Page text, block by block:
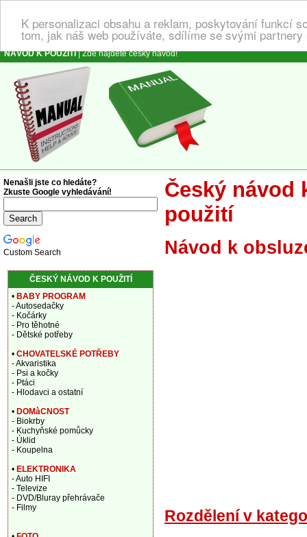
K personalizaci obsahu a reklam, poskytování funkcí
tom, jak náš web používáte, sdílíme se svými
NÁVOD K POUŽITÍ| Zde najdete český návod!
Český návod
použití
Návod k
Rozdělení v
Nenašli jste co hledáte?
Zkuste Google vyhledávání!
Custom Search
ČESKÝ NÁVOD K POUŽITÍ
• BABY PROGRAM
- Autosedačky
- Kočárky
- Pro těhotné
- Dětské potřeby
• CHOVATELSKÉ POTŘEBY
- Akvaristika
- Psi a kočky
- Ptáci
- Hlodavci a ostatní
• DOMàCNOST
- Biokrby
- Kuchyňské pomůcky
- Úklid
- Koupelna
• ELEKTRONIKA
- Auto HIFI
- Televize
- DVD/Bluray přehrávače
- Filmy